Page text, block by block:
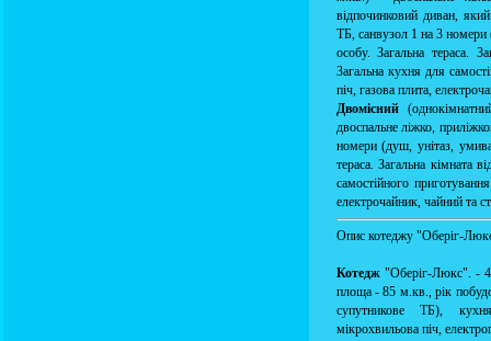
відпочинковий диван,
ТБ, санвузол 1 на 3 номери
особу. Загальна тераса.
Загальна кухня для
піч, газова плита,
Двомісний
двоспальне ліжко,
номери (душ, унітаз,
тераса. Загальна кімната
самостійного
електрочайник, чайний та
Опис котеджу "Оберіг-
Котедж "Оберіг-Люкс". -
площа - 85 м.кв., рік
супутникове ТБ),
мікрохвильова піч,